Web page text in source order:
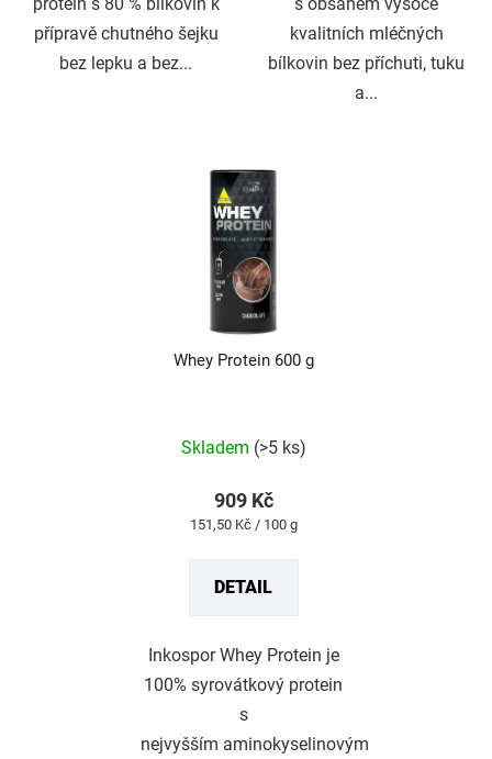
přípravě chutného šejku
bez lepku a bez...
kvalitních mléčných
bílkovin bez příchuti, tuku
a...
Whey Protein 600 g
produktu
hvězdiček.
Skladem (>5 ks)
909 Kč
Měrná
151,50 Kč / 100 g
DETAIL
Inkospor Whey Protein je
100% syrovátkový protein
s
nejvyšším aminokyselinovým